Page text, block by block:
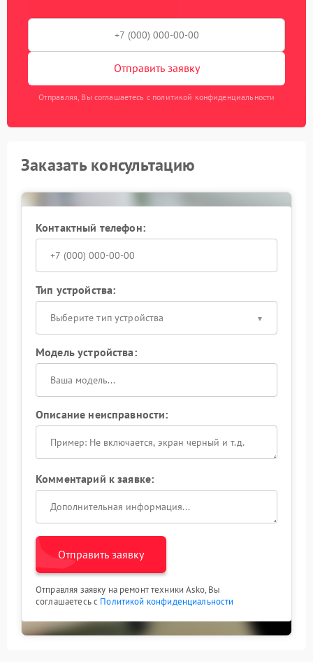
Отправить заявку
Отправляя, Вы соглашаетесь с политикой конфиденциальности
Заказать консультацию
Контактный телефон:
Тип устройства:
Выберите тип устройства
Модель устройства:
Описание неисправности:
Комментарий к заявке:
Отправить заявку
Отправляя заявку на ремонт техники Asko, Вы
соглашаетесь с Политикой конфиденциальности